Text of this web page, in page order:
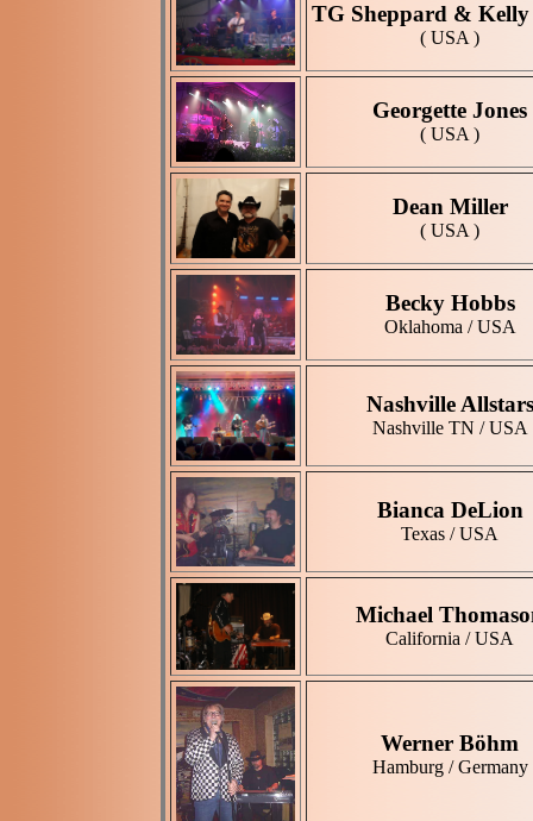
TG Sheppard &
( USA )
Georgette Jones
( USA )
Dean Miller
( USA )
Becky Hobbs
Oklahoma / USA
Nashville Allstars
Nashville TN / USA
Bianca DeLion
Texas / USA
Michael
California / USA
Werner Böhm
Hamburg / Germany